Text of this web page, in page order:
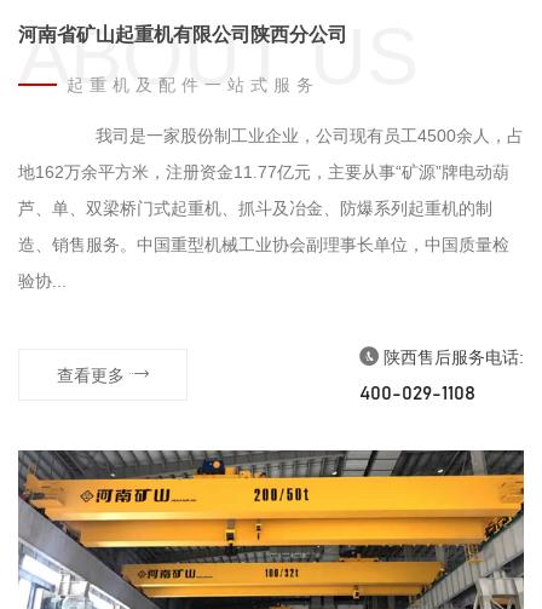
ABOUT US
河南省矿山起重机有限公司陕西分公司
起重机及配件一站式服务
我司是一家股份制工业企业，公司现有员工4500余人，占
地162万余平方米，注册资金11.77亿元，主要从事“矿源”牌电动葫
芦、单、双梁桥门式起重机、抓斗及冶金、防爆系列起重机的制
造、销售服务。中国重型机械工业协会副理事长单位，中国质量检
验协...
查看更多
陕西售后服务电话:
400-029-1108